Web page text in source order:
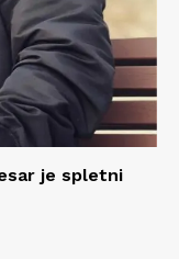
je spletni